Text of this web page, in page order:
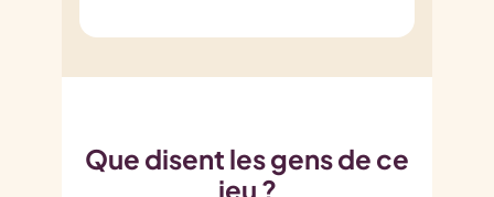
Que disent les gens de ce
jeu ?